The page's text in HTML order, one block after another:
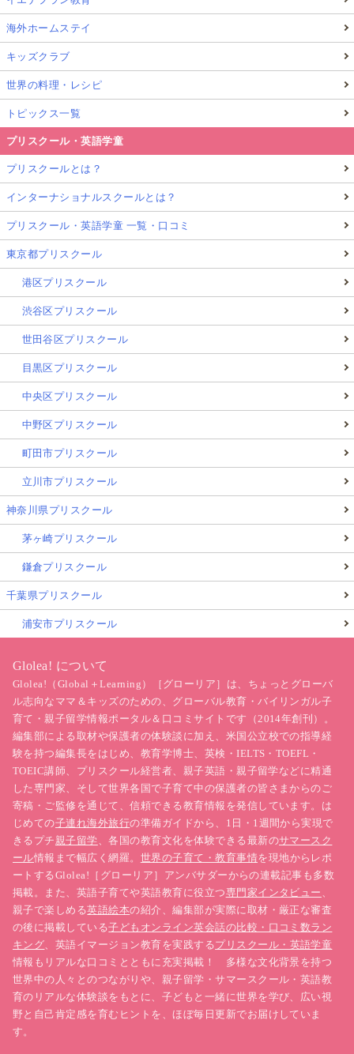
海外ホームステイ
キッズクラブ
世界の料理・レシピ
トピックス一覧
プリスクール・英語学童
プリスクールとは？
インターナショナルスクールとは？
プリスクール・英語学童 一覧・口コミ
東京都プリスクール
港区プリスクール
渋谷区プリスクール
世田谷区プリスクール
目黒区プリスクール
中央区プリスクール
中野区プリスクール
町田市プリスクール
立川市プリスクール
神奈川県プリスクール
茅ヶ崎プリスクール
鎌倉プリスクール
千葉県プリスクール
浦安市プリスクール
Glolea! について
Glolea!（Global＋Learning）［グローリア］は、ちょっとグローバ
ル志向なママ＆キッズのための、グローバル教育・バイリンガル子
育て・親子留学情報ポータル＆口コミサイトです（2014年創刊）。
編集部による取材や保護者の体験談に加え、米国公立校での指導経
験を持つ編集長をはじめ、教育学博士、英検・IELTS・TOEFL・
TOEIC講師、プリスクール経営者、親子英語・親子留学などに精通
した専門家、そして世界各国で子育て中の保護者の皆さまからのご
寄稿・ご監修を通じて、信頼できる教育情報を発信しています。は
じめての子連れ海外旅行の準備ガイドから、1日・1週間から実現で
きるプチ 親子留学 、各国の教育文化を体験できる最新のサマースク
ール情報まで幅広く網羅。 世界の子育て・教育事情を現地からレポ
ートするGlolea!［グローリア］アンバサダーからの連載記事も多数
掲載。また、英語子育てや英語教育に役立つ専門家インタビュー
親子で楽しめる英語絵本の紹介、編集部が実際に取材・厳正な審査
の後に掲載している子どもオンライン英会話の比較・口コミ数ラン
キング 、英語イマージョン教育を実践するプリスクール・英語学童
情報もリアルな口コミとともに充実掲載！ 多様な文化背景を持つ
世界中の人々とのつながりや、親子留学・サマースクール・英語教
育のリアルな体験談をもとに、子どもと一緒に世界を学び、広い視
野と自己肯定感を育むヒントを、ほぼ毎日更新でお届けしていま
す。